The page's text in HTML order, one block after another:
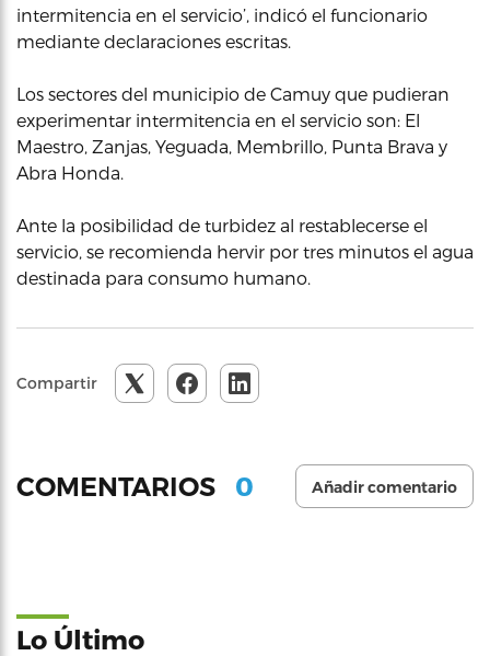
intermitencia en el servicio’, indicó el funcionario
mediante declaraciones escritas.
Los sectores del municipio de Camuy que pudieran
experimentar intermitencia en el servicio son: El
Maestro, Zanjas, Yeguada, Membrillo, Punta Brava y
Abra Honda.
Ante la posibilidad de turbidez al restablecerse el
servicio, se recomienda hervir por tres minutos el agua
destinada para consumo humano.
Compartir
COMENTARIOS 0 Añadir comentario
Lo Último